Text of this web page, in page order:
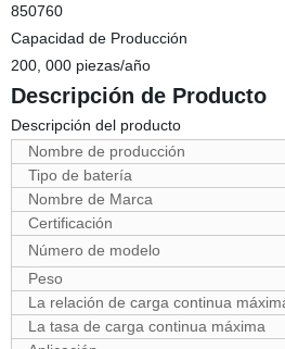
850760
Capacidad de Producción
200, 000 piezas/año
Descripción de Producto
Descripción del producto
Nombre de producción
Tipo de batería
Nombre de Marca
Certificación
Número de modelo
Peso
La relación de carga continua
La tasa de carga continua máxima